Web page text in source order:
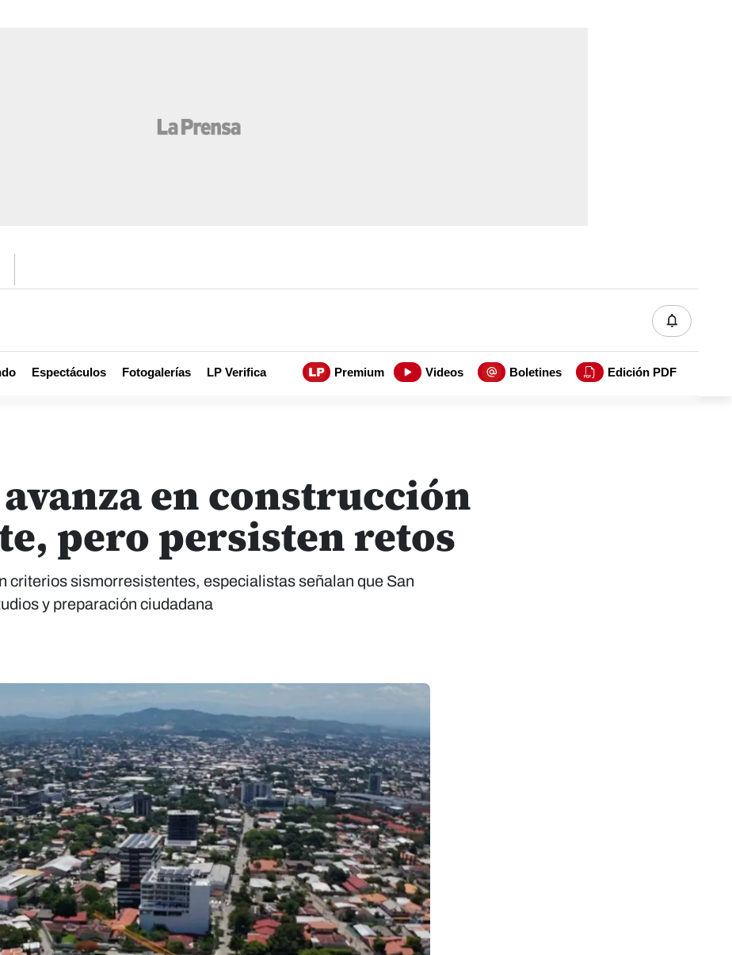
Espectáculos Fotogalerías LP Verifica Premium Videos Boletines Edición PDF
en construcción
pero persisten retos
criterios sismorresistentes, especialistas señalan que San
y preparación ciudadana